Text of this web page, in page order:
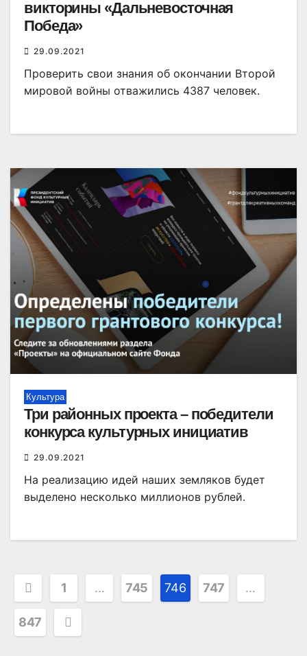
викторины «Дальневосточная
Победа»
29.09.2021
Проверить свои знания об окончании Второй
мировой войны отважились 4387 человек.
Культура
Три районных проекта – победители
конкурса культурных инициатив
29.09.2021
На реализацию идей наших земляков будет
выделено несколько миллионов рублей.
Пагинация
записей
1 … 745 746 747 …
847